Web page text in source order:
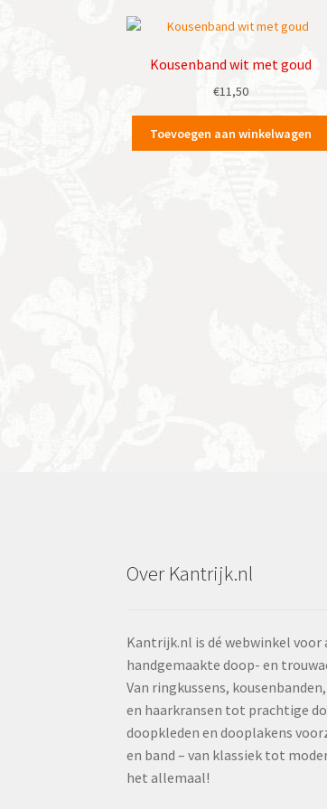
Kousenband wit met goud
€11,50
Toevoegen aan winkelwagen
Over Kantrijk.nl
Kantrijk.nl is dé webwinkel voor
handgemaakte doop- en
Van ringkussens,
en haarkransen tot prachtige
doopkleden en dooplakens
en band – van klassiek tot
het allemaal!